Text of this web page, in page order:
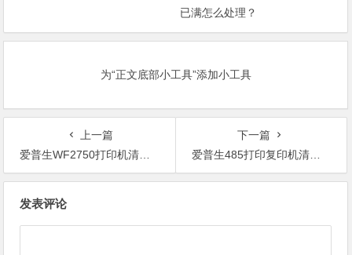
已满怎么处理？
为“正文底部小工具”添加小工具
上一篇
爱普生WF2750打印机清零,出现这种问题要怎么样解决？
下一篇
爱普生485打印复印机清零软件,现在打印机也无法工作的。
发表评论